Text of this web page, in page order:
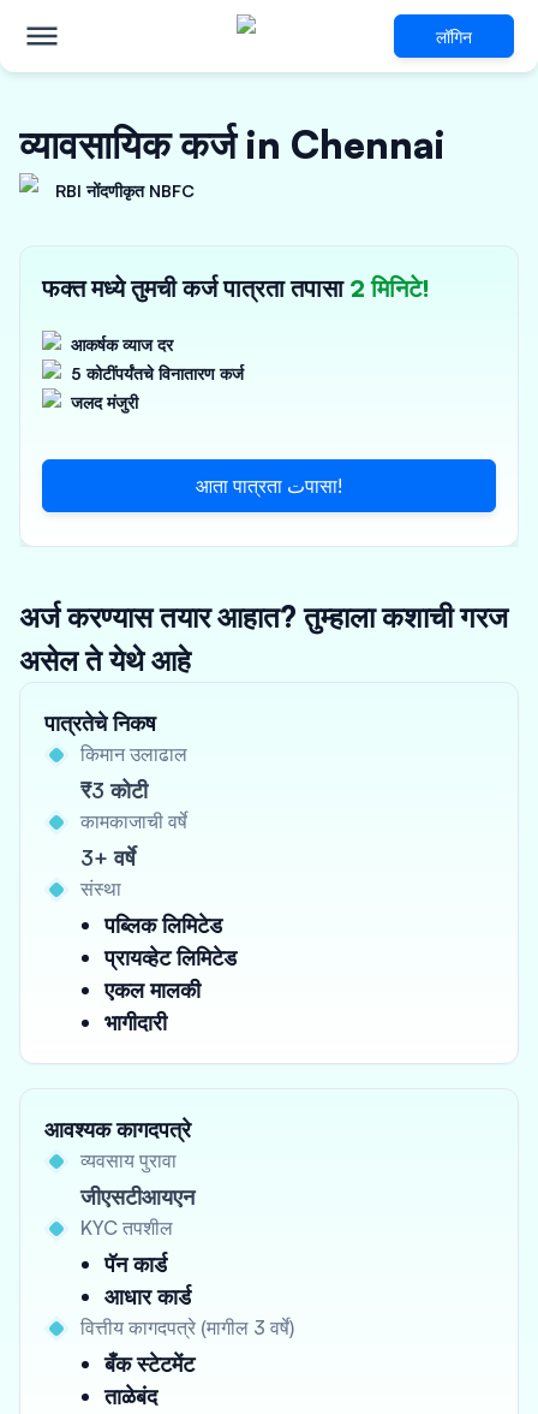
लॉगिन
व्यावसायिक कर्ज in Chennai
RBI नोंदणीकृत NBFC
फक्त मध्ये तुमची कर्ज पात्रता तपासा 2 मिनिटे!
आकर्षक व्याज दर
5 कोटींपर्यंतचे विनातारण कर्ज
जलद मंजुरी
आता पात्रता تपासा!
अर्ज करण्यास तयार आहात? तुम्हाला कशाची गरज
असेल ते येथे आहे
पात्रतेचे निकष
किमान उलाढाल
₹3 कोटी
कामकाजाची वर्षे
3+ वर्षे
संस्था
पब्लिक लिमिटेड
प्रायव्हेट लिमिटेड
एकल मालकी
भागीदारी
आवश्यक कागदपत्रे
व्यवसाय पुरावा
जीएसटीआयएन
KYC तपशील
पॅन कार्ड
आधार कार्ड
वित्तीय कागदपत्रे (मागील 3 वर्षे)
बँक स्टेटमेंट
ताळेबंद